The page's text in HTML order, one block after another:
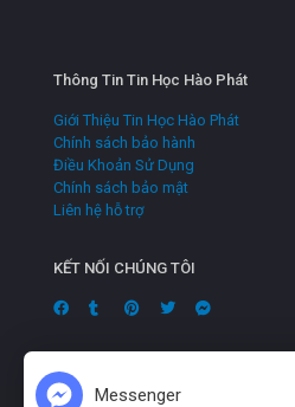
Thông Tin Tin Học Hào Phát
Giới Thiệu Tin Học Hào Phát
Chính sách bảo hành
Điều Khoản Sử Dụng
Chính sách bảo mật
Liên hệ hỗ trợ
KẾT NỐI CHÚNG TÔI
Messenger